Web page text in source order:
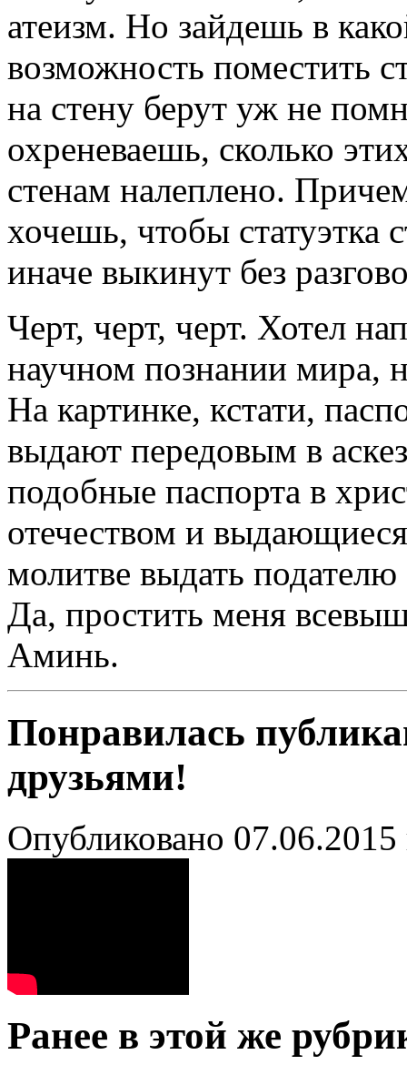
атеизм. Но зайдешь в
возможность поместить
на стену берут уж не
охреневаешь, сколько
стенам налеплено.
хочешь, чтобы статуэтка
иначе выкинут без
Черт, черт, черт. Хотел
научном познании мира,
На картинке, кстати,
выдают передовым в
подобные паспорта в
отечеством и
молитве выдать
Да, простить меня
Аминь.
Понравилась
друзьями!
Опубликовано
Ранее в этой же